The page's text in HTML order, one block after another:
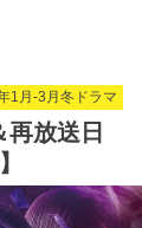
1月-3月冬ドラマ
再放送日